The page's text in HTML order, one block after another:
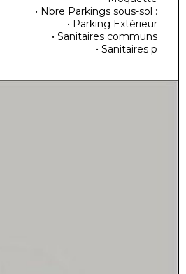
• Nbre Parkings sous-sol :
• Parking Extérieur
• Sanitaires communs
• Sanitaires p